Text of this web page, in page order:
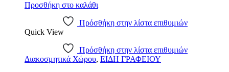
Προσθήκη στο καλάθι
Πρόσθήκη στην λίστα επιθυμιών
Quick View
Πρόσθήκη στην λίστα επιθυμιών
Διακοσμητικά Χώρου, ΕΙΔΗ ΓΡΑΦΕΙΟΥ